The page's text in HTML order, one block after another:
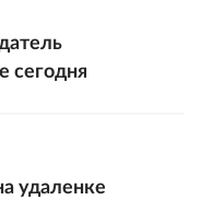
сегодня
удаленке